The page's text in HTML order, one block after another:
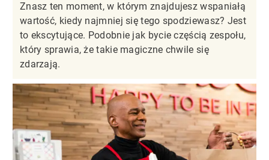
Znasz ten moment, w którym znajdujesz wspaniałą
wartość, kiedy najmniej się tego spodziewasz? Jest
to ekscytujące. Podobnie jak bycie częścią zespołu,
który sprawia, że takie magiczne chwile się
zdarzają.